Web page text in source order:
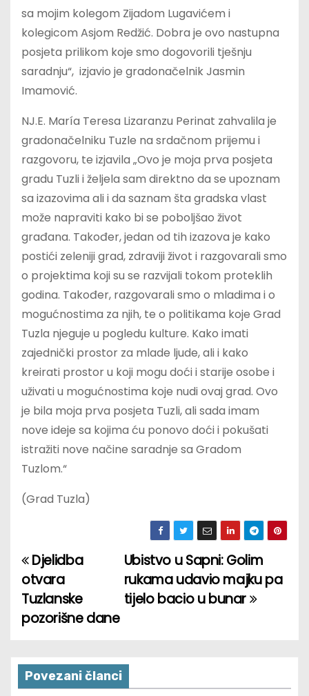
sa mojim kolegom Zijadom Lugavićem i
kolegicom Asjom Redžić. Dobra je ovo nastupna
posjeta prilikom koje smo dogovorili tješnju
saradnju“, izjavio je gradonačelnik Jasmin
Imamović.
NJ.E. María Teresa Lizaranzu Perinat zahvalila je
gradonačelniku Tuzle na srdačnom prijemu i
razgovoru, te izjavila „Ovo je moja prva posjeta
gradu Tuzli i željela sam direktno da se upoznam
sa izazovima ali i da saznam šta gradska vlast
može napraviti kako bi se poboljšao život
građana. Također, jedan od tih izazova je kako
postići zeleniji grad, zdraviji život i razgovarali smo
o projektima koji su se razvijali tokom proteklih
godina. Također, razgovarali smo o mladima i o
mogućnostima za njih, te o politikama koje Grad
Tuzla njeguje u pogledu kulture. Kako imati
zajednički prostor za mlade ljude, ali i kako
kreirati prostor u koji mogu doći i starije osobe i
uživati u mogućnostima koje nudi ovaj grad. Ovo
je bila moja prva posjeta Tuzli, ali sada imam
nove ideje sa kojima ću ponovo doći i pokušati
istražiti nove načine saradnje sa Gradom
Tuzlom.“
(Grad Tuzla)
P
o
s
n
Ubistvo u Sapni: Golim
rukama udavio majku pa
tijelo bacio u bunar
Djelidba
otvara
Tuzlanske
pozorišne dane
Povezani članci